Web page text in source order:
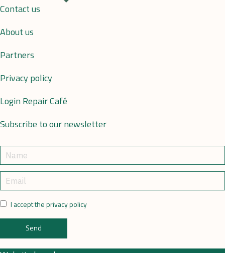
Contact us
About us
Partners
Privacy policy
Login Repair Café
Subscribe to our newsletter
I accept the privacy policy
Send